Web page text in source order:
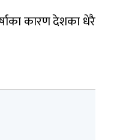
कारण देशका धेरै